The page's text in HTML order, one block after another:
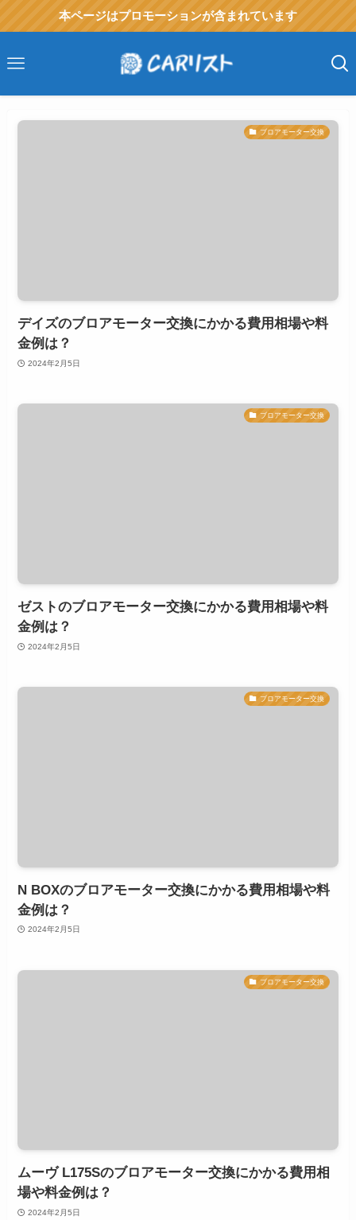
本ページはプロモーションが含まれています
ブロアモーター交換
デイズのブロアモーター交換にかかる費用相場や料
金例は？
2024年2月5日
ブロアモーター交換
ゼストのブロアモーター交換にかかる費用相場や料
金例は？
2024年2月5日
ブロアモーター交換
N BOXのブロアモーター交換にかかる費用相場や料
金例は？
2024年2月5日
ブロアモーター交換
ムーヴ L175Sのブロアモーター交換にかかる費用相
場や料金例は？
2024年2月5日